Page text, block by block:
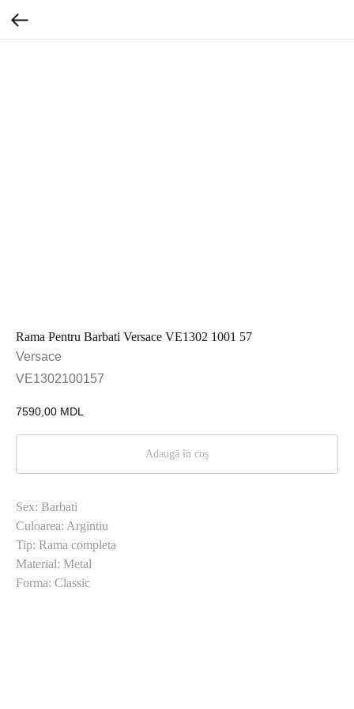
Rama Pentru Barbati Versace VE1302 1001 57
Versace
VE1302100157
7590,00 MDL
Adaugă în coș
Sex: Barbati
Culoarea: Argintiu
Tip: Rama completa
Material: Metal
Forma: Classic